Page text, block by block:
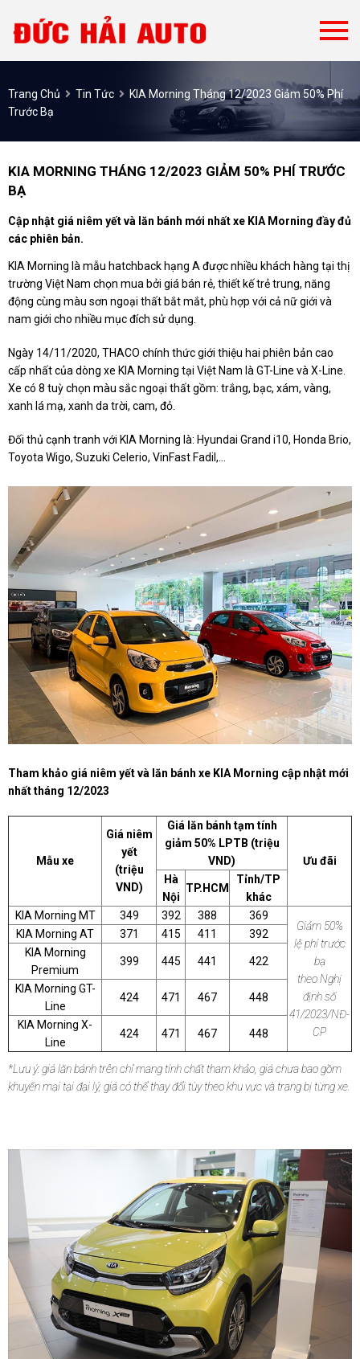
Trang Chủ Tin Tức
KIA Morning Tháng 12/2023 Giảm 50% Phí
Trước Bạ
KIA MORNING THÁNG 12/2023 GIẢM 50% PHÍ TRƯỚC
BẠ
Cập nhật giá niêm yết và lăn bánh mới nhất xe KIA Morning đầy đủ
các phiên bản.
KIA Morning là mẫu hatchback hạng A được nhiều khách hàng tại thị
trường Việt Nam chọn mua bởi giá bán rẻ, thiết kế trẻ trung, năng
động cùng màu sơn ngoại thất bắt mắt, phù hợp với cả nữ giới và
nam giới cho nhiều mục đích sử dụng.
Ngày 14/11/2020, THACO chính thức giới thiệu hai phiên bản cao
cấp nhất của dòng xe KIA Morning tại Việt Nam là GT-Line và X-Line.
Xe có 8 tuỳ chọn màu sắc ngoại thất gồm: trắng, bạc, xám, vàng,
xanh lá mạ, xanh da trời, cam, đỏ.
Đối thủ cạnh tranh với KIA Morning là: Hyundai Grand i10, Honda Brio,
Toyota Wigo, Suzuki Celerio, VinFast Fadil,...
Tham khảo giá niêm yết và lăn bánh xe KIA Morning cập nhật mới
nhất tháng 12/2023
Mẫu xe
Giá niêm
yết
(triệu
VND)
Giá lăn bánh tạm tính
giảm 50% LPTB (triệu
VND)
Ưu đãi
Hà
Nội
TP.HCM
Tỉnh/TP
khác
KIA Morning MT
349 392 388
369
Giảm 50%
lệ phí trước
bạ
theo Nghị
định số
41/2023/NĐ-
CP
KIA Morning AT 371 415 411
392
KIA Morning
Premium
399 445 441 422
KIA Morning GT-
Line
424 471 467 448
KIA Morning X-
Line
424 471 467 448
*Lưu ý: giá lăn bánh trên chỉ mang tính chất tham khảo, giá chưa bao gồm
khuyến mại tại đại lý, giá có thể thay đổi tùy theo khu vực và trang bị từng xe.